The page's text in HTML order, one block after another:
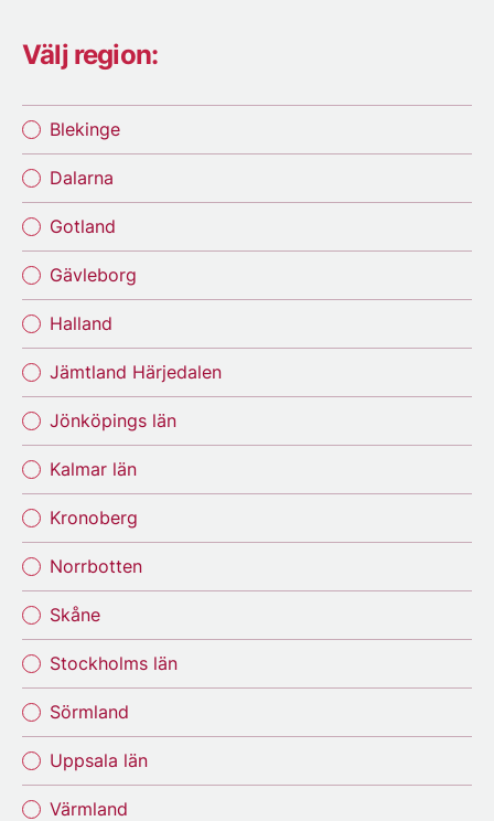
Välj region:
Blekinge
Dalarna
Gotland
Gävleborg
Halland
Jämtland Härjedalen
Jönköpings län
Kalmar län
Kronoberg
Norrbotten
Skåne
Stockholms län
Sörmland
Uppsala län
Värmland